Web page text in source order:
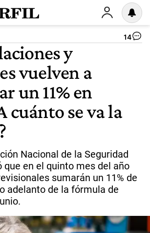
14
y
vuelven a
un 11% en
cuánto se va la
Nacional de la Seguridad
que en el quinto mes del año
sumarán un 11% de
adelanto de la fórmula de